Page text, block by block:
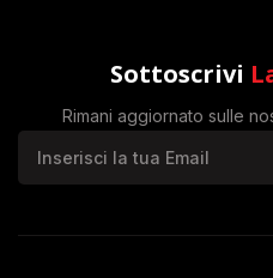
Sottoscrivi
Rimani aggiornato sulle